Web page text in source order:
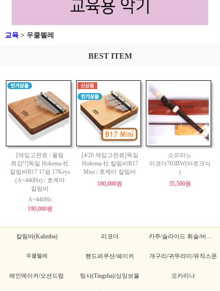
교육 > 우쿨렐레
BEST ITEM
[재입고완료 / 울림
최강!!]독일 Hokema 社
칼림바B17 17음 17Keys
(A=440Hz) / 호케마
칼림바
A=440Hz
190,000원
[4/20 재입고완료]독일
Hokema 社 칼림바B17
Mini / 호케마 칼림바
180,000원
소프라노
리코더703BW(바로크식
)
35,500원
칼림바(Kalimba) 리코더
우쿨렐레 핸드퍼쿠션/쉐이커 개구리/귀뚜라미/뮤직스푼
레인메이커/오션드럼 팅샤(Tingsha)/싱잉보울 오카리나